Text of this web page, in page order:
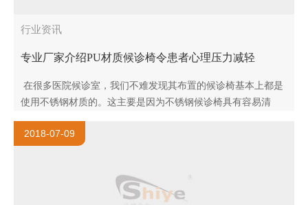
行业资讯
专业厂家介绍PU材质候诊椅令患者心理压力减轻
在很多医院候诊室，我们不难发现其布置的候诊椅基本上都是
使用不锈钢材质的。这主要是因为不锈钢候诊椅具有容易清
洁，耐用等特点。但是使用这种不锈钢候诊有一个缺点，就是
在冬天的时候坐..
2018-07-09